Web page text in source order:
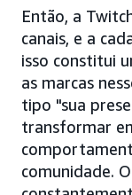
Então, a
canais, e a
isso constitui
as marcas
tipo "sua
transformar
comunidade.